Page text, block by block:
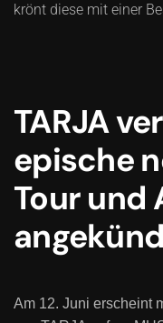
krönt diese mit einer
TARJA
epische
Tour und
Am 12. Juni erscheint